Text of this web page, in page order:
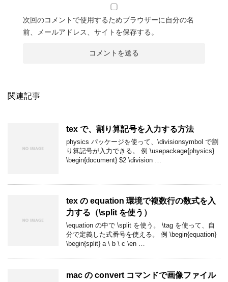
次回のコメントで使用するためブラウザーに自分の名
前、メールアドレス、サイトを保存する。
関連記事
tex で、割り算記号を入力する方法
physics パッケージを使って、\divisionsymbol で割
り算記号が入力できる。 例 \usepackage{physics}
\begin{document} $2 \division …
tex の equation 環境で複数行の数式を入
力する（\split を使う）
\equation の中で \split を使う。 \tag を使って、自
分で定義した式番号を使える。 例 \begin{equation}
\begin{split} a \ b \ c \en …
mac の convert コマンドで画像ファイル